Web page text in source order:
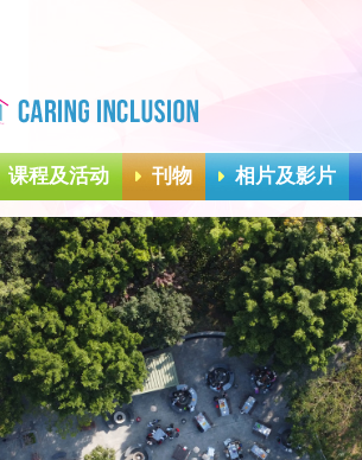
课程及活动 刊物 相片及影片